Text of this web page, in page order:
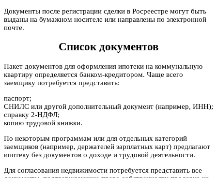
Документы после регистрации сделки в Росреестре могут быть
выданы на бумажном носителе или направлены по электронной
почте.
Список документов
Пакет документов для оформления ипотеки на коммунальную
квартиру определяется банком-кредитором. Чаще всего
заемщику потребуется представить:
паспорт;
СНИЛС или другой дополнительный документ (например, ИНН);
справку 2-НДФЛ;
копию трудовой книжки.
По некоторым программам или для отдельных категорий
заемщиков (например, держателей зарплатных карт) предлагают
ипотеку без документов о доходе и трудовой деятельности.
Для согласования недвижимости потребуется представить все